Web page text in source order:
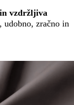
vzdržljiva
udobno, zračno in